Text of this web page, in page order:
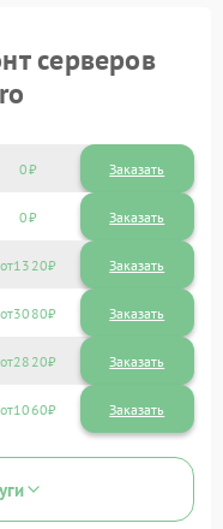
серверов
0 Заказать
0 Заказать
1320
3080
2820
1060